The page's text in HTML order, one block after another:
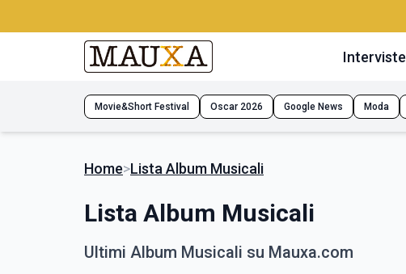
Interviste
Movie&Short Festival Oscar 2026 Google News Moda
Home>Lista Album Musicali
Lista Album Musicali
Ultimi Album Musicali su Mauxa.com